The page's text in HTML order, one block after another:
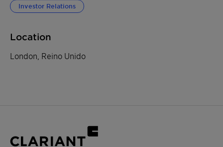
Investor Relations
Location
London, Reino Unido